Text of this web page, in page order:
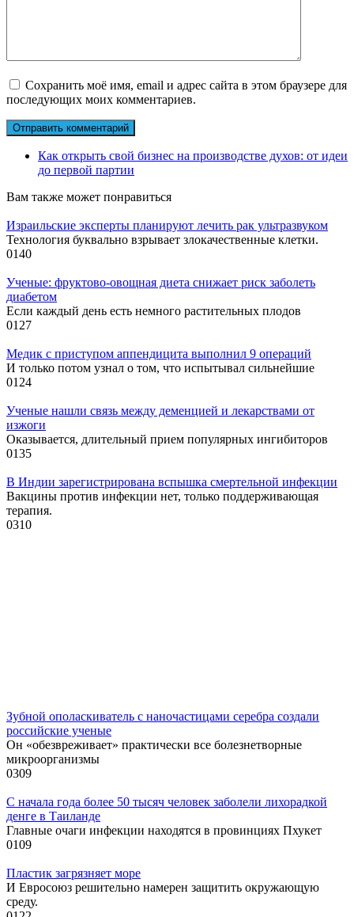
Сохранить моё имя, email и адрес сайта в этом браузере для
последующих моих комментариев.
Как открыть свой бизнес на производстве духов: от идеи
до первой партии
Вам также может понравиться
Израильские эксперты планируют лечить рак ультразвуком
Технология буквально взрывает злокачественные клетки.
0140
Ученые: фруктово-овощная диета снижает риск заболеть
диабетом
Если каждый день есть немного растительных плодов
0127
Медик с приступом аппендицита выполнил 9 операций
И только потом узнал о том, что испытывал сильнейшие
0124
Ученые нашли связь между деменцией и лекарствами от
изжоги
Оказывается, длительный прием популярных ингибиторов
0135
В Индии зарегистрирована вспышка смертельной инфекции
Вакцины против инфекции нет, только поддерживающая
терапия.
0310
Зубной ополаскиватель с наночастицами серебра создали
российские ученые
Он «обезвреживает» практически все болезнетворные
микроорганизмы
0309
С начала года более 50 тысяч человек заболели лихорадкой
денге в Таиланде
Главные очаги инфекции находятся в провинциях Пхукет
0109
Пластик загрязняет море
И Евросоюз решительно намерен защитить окружающую
среду.